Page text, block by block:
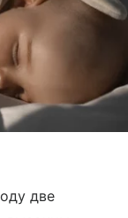
две